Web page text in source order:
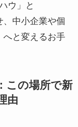
ウ」と
、中小企業や個
へと変えるお手
この場所で新
由